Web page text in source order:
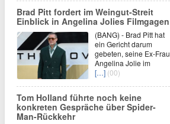
Brad Pitt fordert im Weingut-Streit
Einblick in Angelina Jolies Filmgagen
(BANG) - Brad Pitt hat
ein Gericht darum
gebeten, seine Ex-Frau
Angelina Jolie im
[…] (00)
Tom Holland führte noch keine
konkreten Gespräche über Spider-
Man-Rückkehr